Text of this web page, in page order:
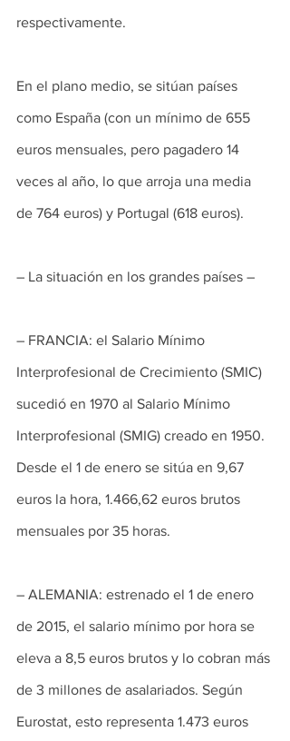
respectivamente.
En el plano medio, se sitúan países
como España (con un mínimo de 655
euros mensuales, pero pagadero 14
veces al año, lo que arroja una media
de 764 euros) y Portugal (618 euros).
– La situación en los grandes países –
– FRANCIA: el Salario Mínimo
Interprofesional de Crecimiento (SMIC)
sucedió en 1970 al Salario Mínimo
Interprofesional (SMIG) creado en 1950.
Desde el 1 de enero se sitúa en 9,67
euros la hora, 1.466,62 euros brutos
mensuales por 35 horas.
– ALEMANIA: estrenado el 1 de enero
de 2015, el salario mínimo por hora se
eleva a 8,5 euros brutos y lo cobran más
de 3 millones de asalariados. Según
Eurostat, esto representa 1.473 euros